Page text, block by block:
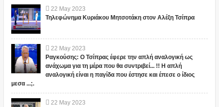
22 May 2023
Τηλεφώνημα Κυριάκου Μητσοτάκη στον Αλέξη Τσίπρα
22 May 2023
Ραγκούσης: Ο Τσίπρας έφερε την απλή αναλογική ως
ανάχωμα για τη μέρα που θα συντριβεί... !! Η απλή
αναλογική είναι η παγίδα που έστησε και έπεσε ο ίδιος
μεσα ...;.
22 May 2023